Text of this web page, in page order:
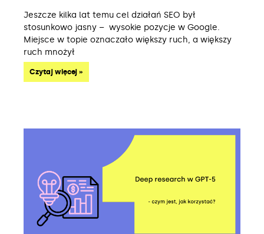
Jeszcze kilka lat temu cel działań SEO był
stosunkowo jasny – wysokie pozycje w Google.
Miejsce w topie oznaczało większy ruch, a większy
ruch mnożył
Czytaj więcej »